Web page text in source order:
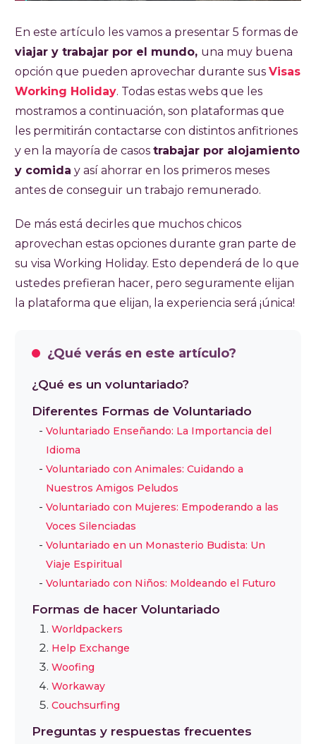
En este artículo les vamos a presentar 5 formas de
viajar y trabajar por el mundo, una muy buena
opción que pueden aprovechar durante sus Visas
Working Holiday. Todas estas webs que les
mostramos a continuación, son plataformas que
les permitirán contactarse con distintos anfitriones
y en la mayoría de casos trabajar por alojamiento
y comida y así ahorrar en los primeros meses
antes de conseguir un trabajo remunerado.
De más está decirles que muchos chicos
aprovechan estas opciones durante gran parte de
su visa Working Holiday. Esto dependerá de lo que
ustedes prefieran hacer, pero seguramente elijan
la plataforma que elijan, la experiencia será ¡única!
¿Qué verás en este artículo?
¿Qué es un voluntariado?
Diferentes Formas de Voluntariado
Voluntariado Enseñando: La Importancia del
Idioma
Voluntariado con Animales: Cuidando a
Nuestros Amigos Peludos
Voluntariado con Mujeres: Empoderando a las
Voces Silenciadas
Voluntariado en un Monasterio Budista: Un
Viaje Espiritual
Voluntariado con Niños: Moldeando el Futuro
Formas de hacer Voluntariado
Worldpackers
Help Exchange
Woofing
Workaway
Couchsurfing
Preguntas y respuestas frecuentes